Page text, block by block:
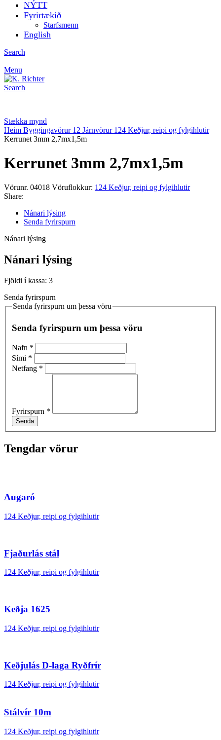
NÝTT
Fyrirtækið
Starfsmenn
English
Search
Menu
Search
Stækka mynd
Heim Byggingavörur 12 Járnvörur 124 Keðjur, reipi og fylgihlutir
Kerrunet 3mm 2,7mx1,5m
Kerrunet 3mm 2,7mx1,5m
Vörunr. 04018 Vöruflokkur: 124 Keðjur, reipi og fylgihlutir
Share:
Nánari lýsing
Senda fyrirspurn
Nánari lýsing
Nánari lýsing
Fjöldi í kassa: 3
Senda fyrirspurn
Senda fyrirspurn um þessa vöru
Senda fyrirspurn um þessa vöru
Nafn *
Sími *
Netfang *
Fyrirspurn *
Senda
Tengdar vörur
Augaró
124 Keðjur, reipi og fylgihlutir
Fjaðurlás stál
124 Keðjur, reipi og fylgihlutir
Keðja 1625
124 Keðjur, reipi og fylgihlutir
Keðjulás D-laga Ryðfrír
124 Keðjur, reipi og fylgihlutir
Stálvír 10m
124 Keðjur, reipi og fylgihlutir